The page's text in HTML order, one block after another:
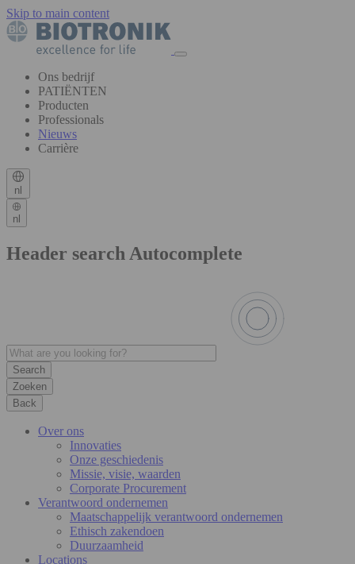
Skip to main content
Ons bedrijf
PATIËNTEN
Producten
Professionals
Nieuws
Carrière
nl
nl
Header search Autocomplete
Zoeken
Back
Over ons
Innovaties
Onze geschiedenis
Missie, visie, waarden
Corporate Procurement
Verantwoord ondernemen
Maatschappelijk verantwoord ondernemen
Ethisch zakendoen
Duurzaamheid
Locations